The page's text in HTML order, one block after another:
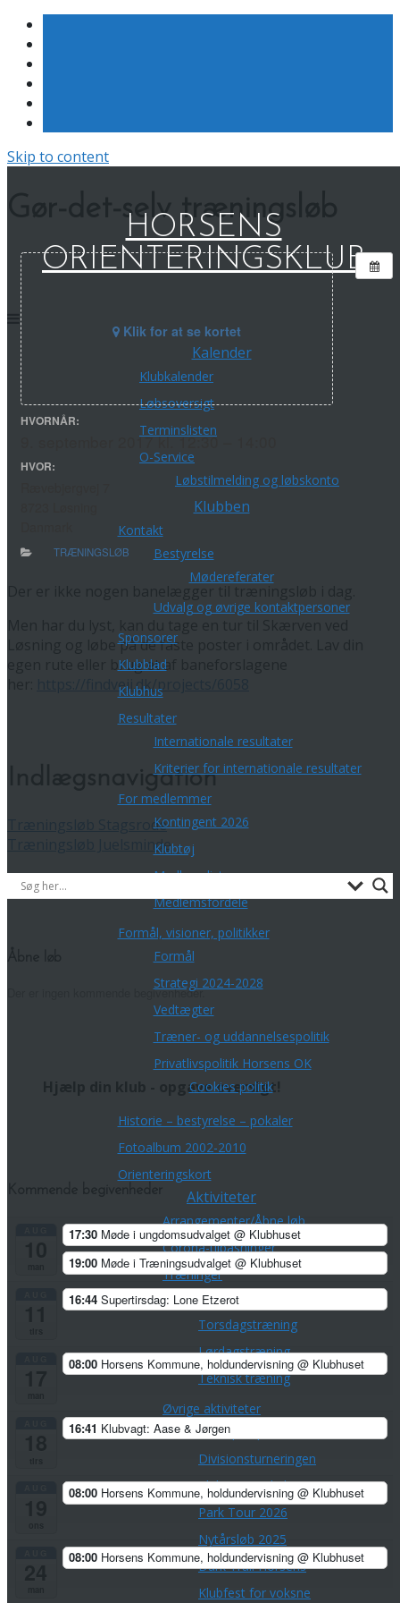
Skip to content
HORSENS
ORIENTERINGSKLUB
Kalender
Klubkalender
Løbsoversigt
Terminslisten
O-Service
Løbstilmelding og løbskonto
Klubben
Kontakt
Bestyrelse
Mødereferater
Udvalg og øvrige kontaktpersoner
Sponsorer
Klubblad
Klubhus
Resultater
Internationale resultater
Kriterier for internationale resultater
For medlemmer
Kontingent 2026
Klubtøj
Medlemsliste
Medlemsfordele
Formål, visioner, politikker
Formål
Strategi 2024-2028
Vedtægter
Træner- og uddannelsespolitik
Privatlivspolitik Horsens OK
Cookies politik
Historie – bestyrelse – pokaler
Fotoalbum 2002-2010
Orienteringskort
Aktiviteter
Arrangementer/Åbne løb
Corona-tilpasninger
Træninger
Tirsdagstræning
Torsdagstræning
Lørdagstræning
Teknisk træning
Øvrige aktiviteter
Championpokalen
Divisionsturneringen
Klubmesterskaber
Park Tour 2026
Nytårsløb 2025
Dark Trail Horsens
Klubfest for voksne
Gør-det-selv træningsløb
Klik for at se kortet
HVORNÅR:
9. september 2017 kl. 12:30 – 14:00
HVOR:
TRÆNINGSLØB
Løsning og løbe på de faste poster i området. Lav din
egen rute eller brug et af baneforslagene
https://findveji.dk/projects/6058
Indlægsnavigation
Træningsløb Stagsrode
Træningsløb Juelsminde
Der er ingen kommende begivenheder.
Hjælp din klub - opgave oversigt!
17:30 Møde i ungdomsudvalget @ Klubhuset
19:00 Møde i Træningsudvalget @ Klubhuset
16:44 Supertirsdag: Lone Etzerot
08:00 Horsens Kommune, holdundervisning @ Klubhuset
16:41 Klubvagt: Aase & Jørgen
08:00 Horsens Kommune, holdundervisning @ Klubhuset
08:00 Horsens Kommune, holdundervisning @ Klubhuset